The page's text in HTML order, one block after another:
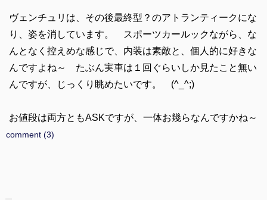
ヴェンチュリは、その後最終型？のアトランティークにな
り、姿を消しています。 スポーツカールックながら、な
んとなく控えめな感じで、内装は素敵と、個人的に好きな
んですよね～ たぶん実車は１回ぐらいしか見たこと無い
んですが、じっくり眺めたいです。 (^_^;)
お値段は両方ともASKですが、一体お幾らなんですかね～
comment (3)